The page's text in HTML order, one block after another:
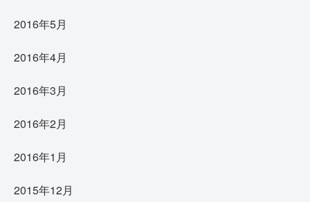
2016年5月
2016年4月
2016年3月
2016年2月
2016年1月
2015年12月